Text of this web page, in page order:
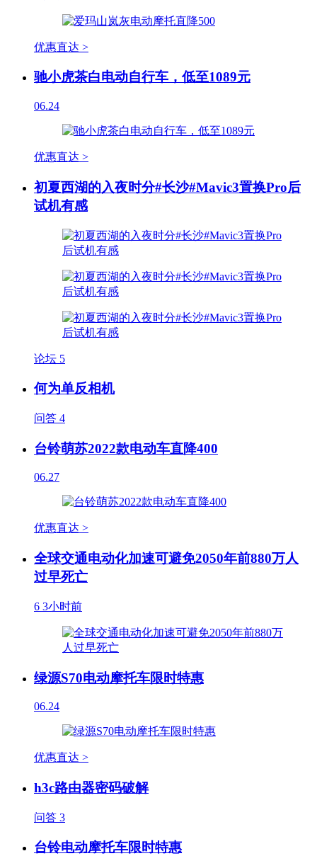
优惠直达 >
驰小虎茶白电动自行车，低至1089元
06.24
优惠直达 >
初夏西湖的入夜时分#长沙#Mavic3置换Pro后
试机有感
论坛 5
何为单反相机
问答 4
台铃萌苏2022款电动车直降400
06.27
优惠直达 >
全球交通电动化加速可避免2050年前880万人
过早死亡
6 3小时前
绿源S70电动摩托车限时特惠
06.24
优惠直达 >
h3c路由器密码破解
问答 3
台铃电动摩托车限时特惠